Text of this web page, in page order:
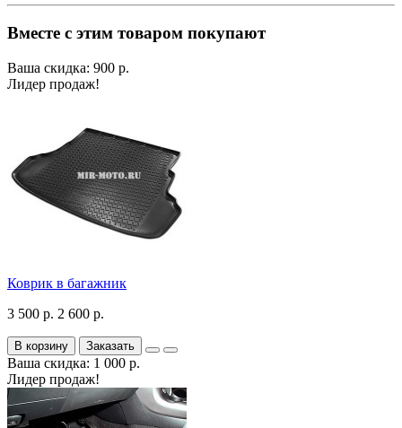
Вместе с этим товаром покупают
Ваша скидка: 900 р.
Лидер продаж!
Коврик в багажник
3 500 р. 2 600 р.
В корзину Заказать
Ваша скидка: 1 000 р.
Лидер продаж!